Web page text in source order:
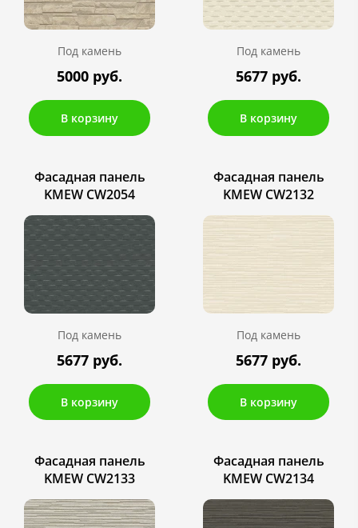
Под камень
5000 руб.
В корзину
Под камень
5677 руб.
В корзину
Фасадная панель
KMEW CW2054
Под камень
5677 руб.
В корзину
Фасадная панель
KMEW CW2132
Под камень
5677 руб.
В корзину
Фасадная панель
KMEW CW2133
Фасадная панель
KMEW CW2134